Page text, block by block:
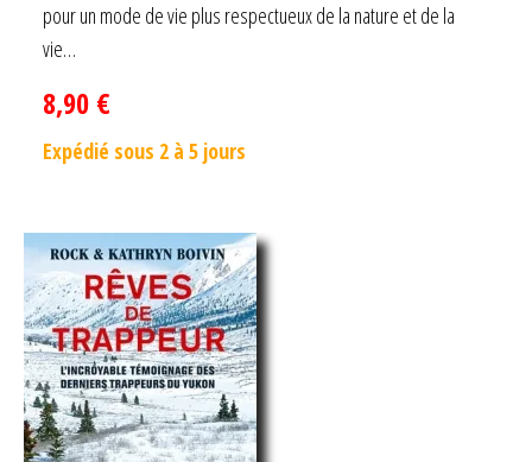
pour un mode de vie plus respectueux de la nature et de la
vie…
8,90 €
Expédié sous 2 à 5 jours